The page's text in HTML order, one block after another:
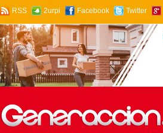
RSS 2urpi Facebook Twitter